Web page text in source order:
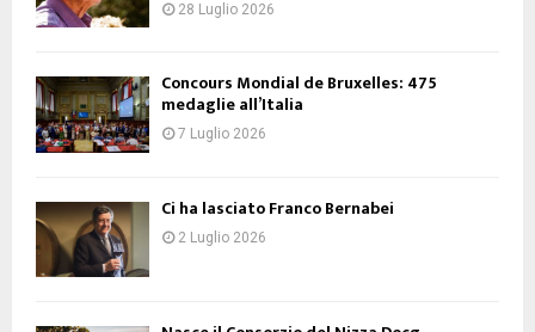
28 Luglio 2026
Concours Mondial de Bruxelles: 475
medaglie all’Italia
7 Luglio 2026
Ci ha lasciato Franco Bernabei
2 Luglio 2026